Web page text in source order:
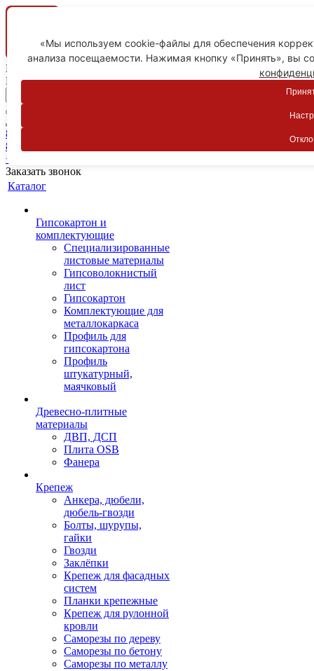
Ваш город
Пятигорск
Личный кабинет
8-800-775-59-89
8-800-775-59-89
+7 918 754-83-77
Заказать звонок
Каталог
Гипсокартон и
комплектующие
Специализированные
листовые материалы
Гипсоволокнистый
лист
Гипсокартон
Комплектующие для
металлокаркаса
Профиль для
гипсокартона
Профиль
штукатурный,
маячковый
Древесно-плитные
материалы
ДВП, ДСП
Плита OSB
Фанера
Крепеж
Анкера, дюбели,
дюбель-гвозди
Болты, шурупы,
гайки
Гвозди
Заклёпки
Крепеж для фасадных
систем
Планки крепежные
Крепеж для рулонной
кровли
Саморезы по дереву
Саморезы по бетону
Саморезы по металлу
«Мы используем cookie-файлы для обеспечения
анализа посещаемости. Нажимая кнопку «Принять», вы